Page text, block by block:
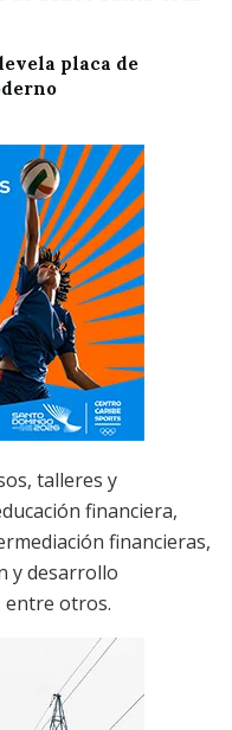
placa de
talleres y
financiera,
financieras,
y desarrollo
entre otros.